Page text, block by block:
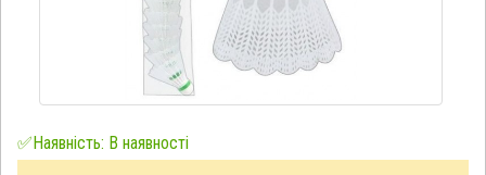
✅Наявність: В наявності